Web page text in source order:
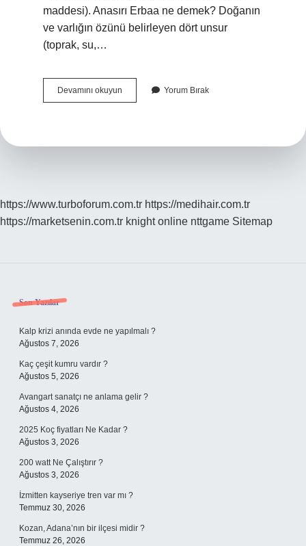
maddesi). Anasırı Erbaa ne demek? Doğanın
ve varlığın özünü belirleyen dört unsur
(toprak, su,…
Devamını okuyun
Unsur
Yorum Bırak
https://www.turboforum.com.tr https://medihair.com.tr
https://marketsenin.com.tr knight online nttgame Sitemap
Sidebar
Son Yazılar
Kalp krizi anında evde ne yapılmalı ?
Ağustos 7, 2026
Kaç çeşit kumru vardır ?
Ağustos 5, 2026
Avangart sanatçı ne anlama gelir ?
Ağustos 4, 2026
2025 Koç fiyatları Ne Kadar ?
Ağustos 3, 2026
200 watt Ne Çalıştırır ?
Ağustos 3, 2026
İzmitten kayseriye tren var mı ?
Temmuz 30, 2026
Kozan, Adana’nın bir ilçesi midir ?
Temmuz 26, 2026